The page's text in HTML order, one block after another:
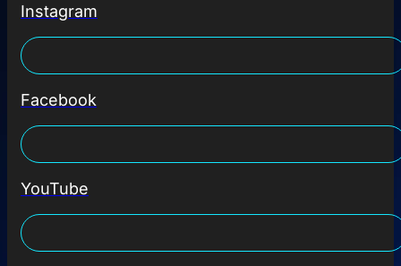
Instagram
Facebook
YouTube